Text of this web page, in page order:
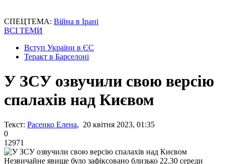
СПЕЦТЕМА: Війна в Ірані
ВСІ ТЕМИ
Вступ України в ЄС
Теракт в Барселоні
У ЗСУ озвучили свою версію
спалахів над Києвом
Текст: Расенко Елена, 20 квітня 2023, 01:35
0
12971
Незвичайне явище було зафіксовано близько 22.30 середи